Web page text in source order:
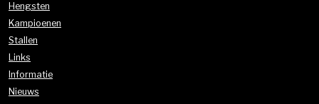
Hengsten
Kampioenen
Stallen
Links
Informatie
Nieuws